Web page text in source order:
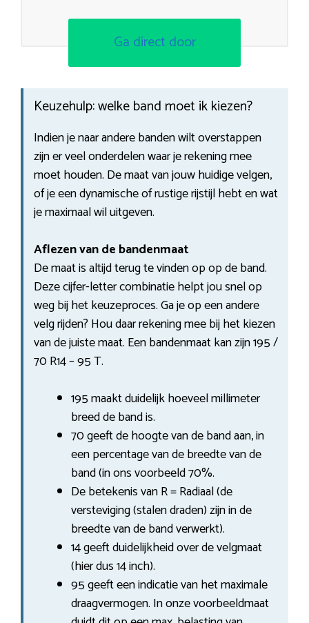
Ga direct door
Keuzehulp: welke band moet ik kiezen?
Indien je naar andere banden wilt overstappen
zijn er veel onderdelen waar je rekening mee
moet houden. De maat van jouw huidige velgen,
of je een dynamische of rustige rijstijl hebt en wat
je maximaal wil uitgeven.
Aflezen van de bandenmaat
De maat is altijd terug te vinden op op de band.
Deze cijfer-letter combinatie helpt jou snel op
weg bij het keuzeproces. Ga je op een andere
velg rijden? Hou daar rekening mee bij het kiezen
van de juiste maat. Een bandenmaat kan zijn 195 /
70 R14 – 95 T.
195 maakt duidelijk hoeveel millimeter
breed de band is.
70 geeft de hoogte van de band aan, in
een percentage van de breedte van de
band (in ons voorbeeld 70%.
De betekenis van R = Radiaal (de
versteviging (stalen draden) zijn in de
breedte van de band verwerkt).
14 geeft duidelijkheid over de velgmaat
(hier dus 14 inch).
95 geeft een indicatie van het maximale
draagvermogen. In onze voorbeeldmaat